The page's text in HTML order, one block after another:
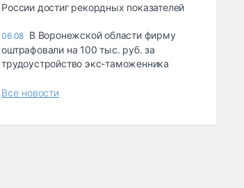
России достиг рекордных показателей
06.08 В Воронежской области фирму
оштрафовали на 100 тыс. руб. за
трудоустройство экс-таможенника
Все новости